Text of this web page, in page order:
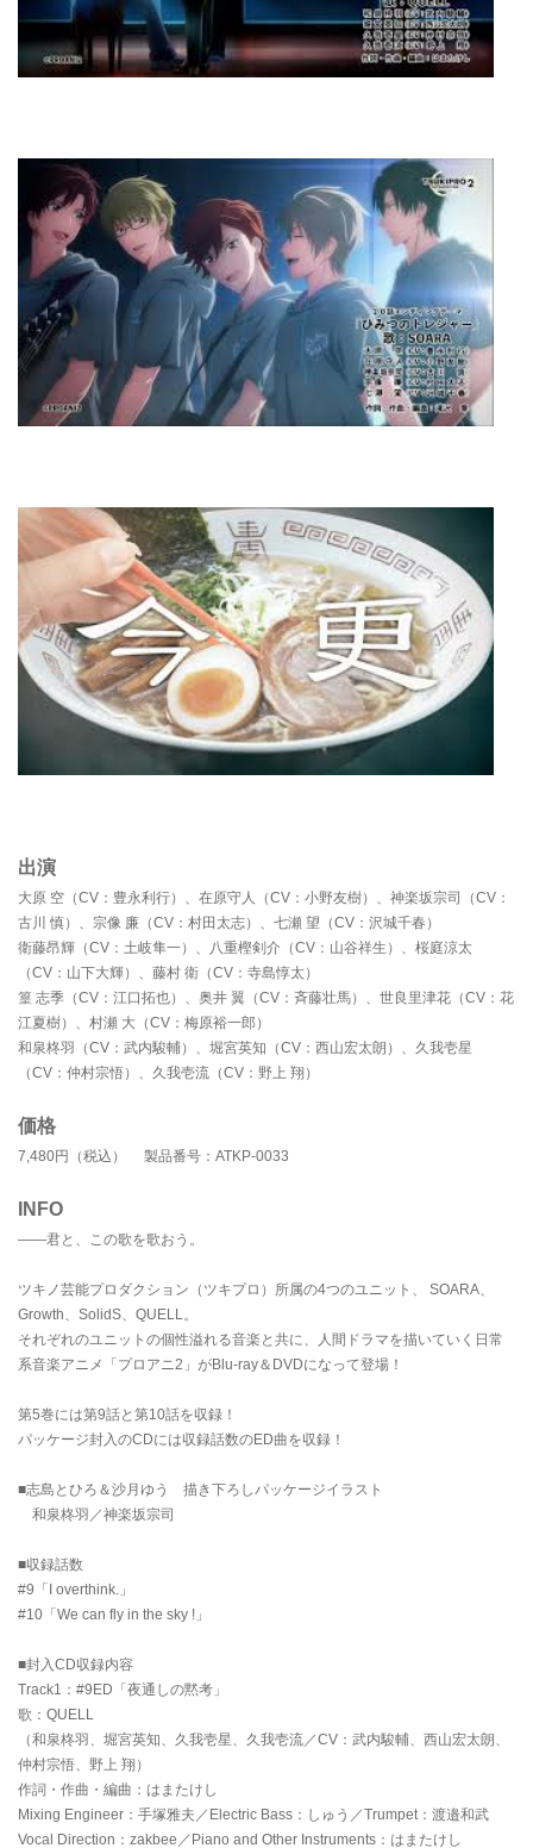
出演
大原 空（CV：豊永利行）、在原守人（CV：小野友樹）、神楽坂宗司（CV：
古川 慎）、宗像 廉（CV：村田太志）、七瀬 望（CV：沢城千春）
衛藤昂輝（CV：土岐隼一）、八重樫剣介（CV：山谷祥生）、桜庭涼太
（CV：山下大輝）、藤村 衛（CV：寺島惇太）
篁 志季（CV：江口拓也）、奥井 翼（CV：斉藤壮馬）、世良里津花（CV：花
江夏樹）、村瀬 大（CV：梅原裕一郎）
和泉柊羽（CV：武内駿輔）、堀宮英知（CV：西山宏太朗）、久我壱星
（CV：仲村宗悟）、久我壱流（CV：野上 翔）
価格
7,480円（税込） 製品番号：ATKP-0033
INFO
――君と、この歌を歌おう。
ツキノ芸能プロダクション（ツキプロ）所属の4つのユニット、 SOARA、
Growth、SolidS、QUELL。
それぞれのユニットの個性溢れる音楽と共に、人間ドラマを描いていく日常
系音楽アニメ「プロアニ2」がBlu-ray＆DVDになって登場！
第5巻には第9話と第10話を収録！
パッケージ封入のCDには収録話数のED曲を収録！
■志島とひろ＆沙月ゆう 描き下ろしパッケージイラスト
和泉柊羽／神楽坂宗司
■収録話数
#9「I overthink.」
#10「We can fly in the sky !」
■封入CD収録内容
Track1：#9ED「夜通しの黙考」
歌：QUELL
（和泉柊羽、堀宮英知、久我壱星、久我壱流／CV：武内駿輔、西山宏太朗、
仲村宗悟、野上 翔）
作詞・作曲・編曲：はまたけし
Mixing Engineer：手塚雅夫／Electric Bass：しゅう／Trumpet：渡邉和武
Vocal Direction：zakbee／Piano and Other Instruments：はまたけし